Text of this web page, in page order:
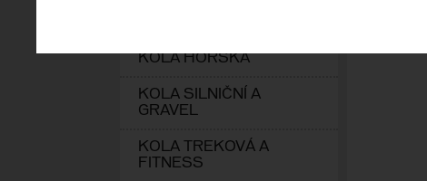
KOLA HORSKÁ
KOLA SILNIČNÍ A
GRAVEL
KOLA TREKOVÁ A
FITNESS